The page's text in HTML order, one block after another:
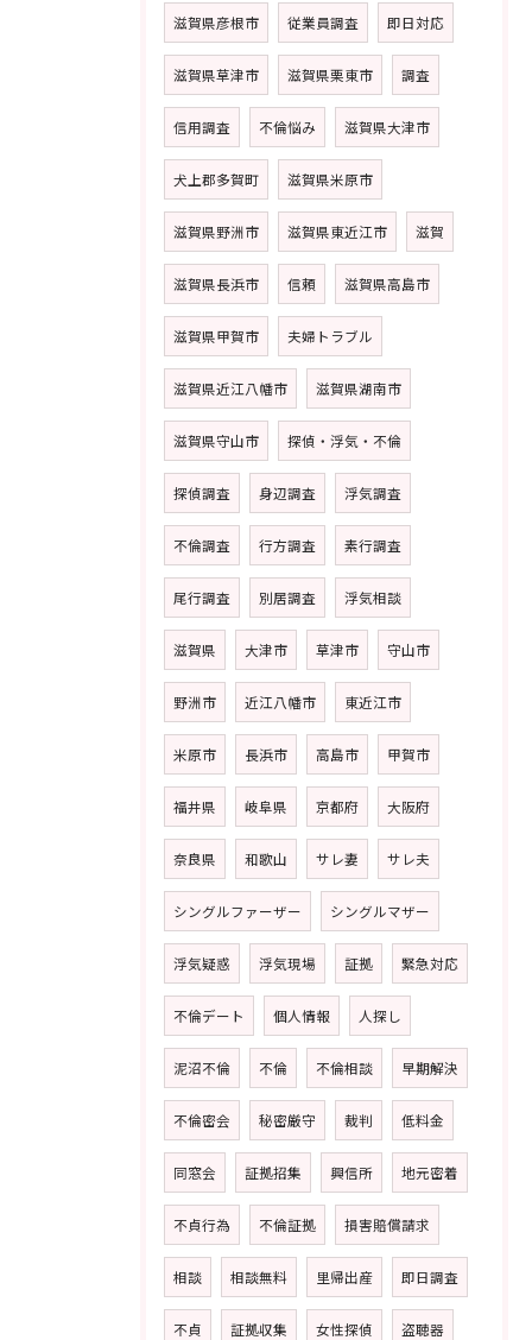
滋賀県彦根市 従業員調査 即日対応
滋賀県草津市 滋賀県栗東市 調査
信用調査 不倫悩み 滋賀県大津市
犬上郡多賀町 滋賀県米原市
滋賀県野洲市 滋賀県東近江市 滋賀
滋賀県長浜市 信頼 滋賀県高島市
滋賀県甲賀市 夫婦トラブル
滋賀県近江八幡市 滋賀県湖南市
滋賀県守山市 探偵・浮気・不倫
探偵調査 身辺調査 浮気調査
不倫調査 行方調査 素行調査
尾行調査 別居調査 浮気相談
滋賀県 大津市 草津市 守山市
野洲市 近江八幡市 東近江市
米原市 長浜市 高島市 甲賀市
福井県 岐阜県 京都府 大阪府
奈良県 和歌山 サレ妻 サレ夫
シングルファーザー シングルマザー
浮気疑惑 浮気現場 証拠 緊急対応
不倫デート 個人情報 人探し
泥沼不倫 不倫 不倫相談 早期解決
不倫密会 秘密厳守 裁判 低料金
同窓会 証拠招集 興信所 地元密着
不貞行為 不倫証拠 損害賠償請求
相談 相談無料 里帰出産 即日調査
不貞 証拠収集 女性探偵 盗聴器